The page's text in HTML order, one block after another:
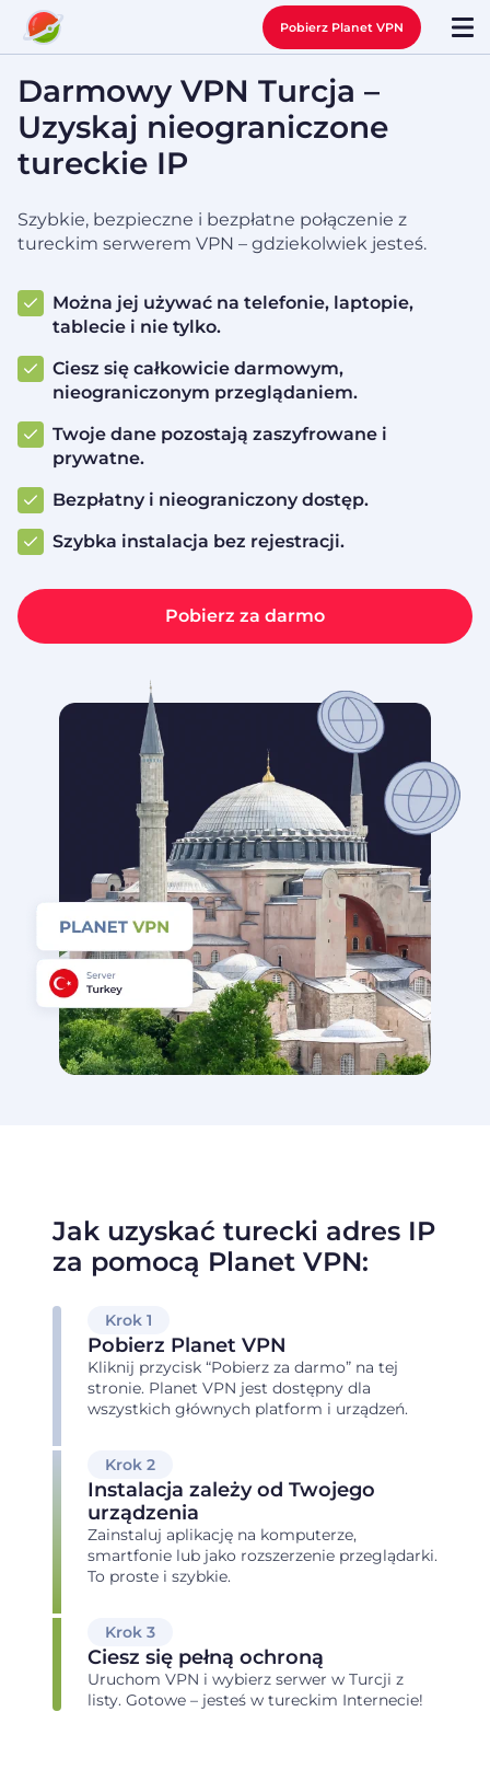
Pobierz Planet VPN
Darmowy VPN Turcja –
Uzyskaj nieograniczone
tureckie IP
Szybkie, bezpieczne i bezpłatne połączenie z
tureckim serwerem VPN – gdziekolwiek jesteś.
Można jej używać na telefonie, laptopie,
tablecie i nie tylko.
Ciesz się całkowicie darmowym,
nieograniczonym przeglądaniem.
Twoje dane pozostają zaszyfrowane i
prywatne.
Bezpłatny i nieograniczony dostęp.
Szybka instalacja bez rejestracji.
Pobierz za darmo
Jak uzyskać turecki adres IP
za pomocą Planet VPN:
Krok 1
Pobierz Planet VPN
Kliknij przycisk “Pobierz za darmo” na tej
stronie. Planet VPN jest dostępny dla
wszystkich głównych platform i urządzeń.
Krok 2
Instalacja zależy od Twojego
urządzenia
Zainstaluj aplikację na komputerze,
smartfonie lub jako rozszerzenie przeglądarki.
To proste i szybkie.
Krok 3
Ciesz się pełną ochroną
Uruchom VPN i wybierz serwer w Turcji z
listy. Gotowe – jesteś w tureckim Internecie!